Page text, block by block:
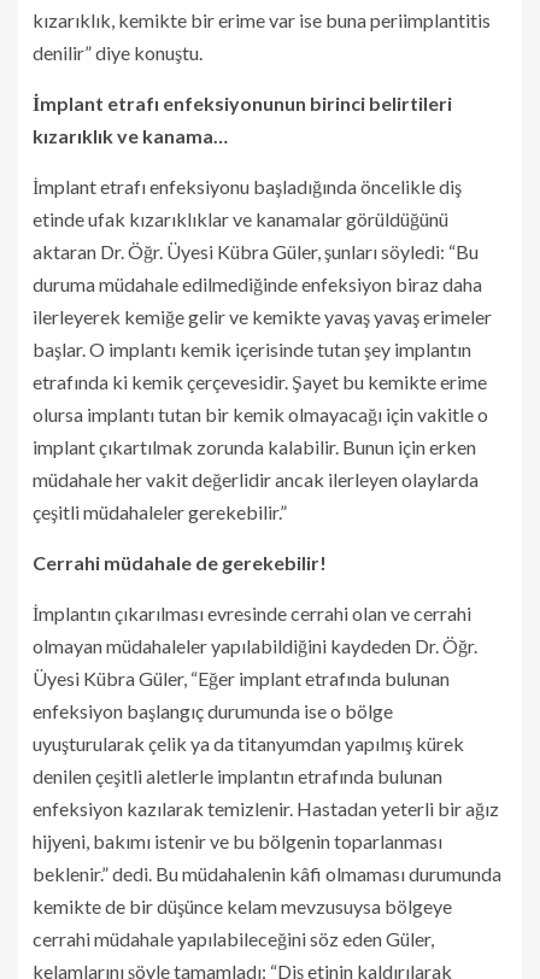
kızarıklık, kemikte bir erime var ise buna periimplantitis
denilir” diye konuştu.
İmplant etrafı enfeksiyonunun birinci belirtileri
kızarıklık ve kanama…
İmplant etrafı enfeksiyonu başladığında öncelikle diş
etinde ufak kızarıklıklar ve kanamalar görüldüğünü
aktaran Dr. Öğr. Üyesi Kübra Güler, şunları söyledi: “Bu
duruma müdahale edilmediğinde enfeksiyon biraz daha
ilerleyerek kemiğe gelir ve kemikte yavaş yavaş erimeler
başlar. O implantı kemik içerisinde tutan şey implantın
etrafında ki kemik çerçevesidir. Şayet bu kemikte erime
olursa implantı tutan bir kemik olmayacağı için vakitle o
implant çıkartılmak zorunda kalabilir. Bunun için erken
müdahale her vakit değerlidir ancak ilerleyen olaylarda
çeşitli müdahaleler gerekebilir.”
Cerrahi müdahale de gerekebilir!
İmplantın çıkarılması evresinde cerrahi olan ve cerrahi
olmayan müdahaleler yapılabildiğini kaydeden Dr. Öğr.
Üyesi Kübra Güler, “Eğer implant etrafında bulunan
enfeksiyon başlangıç durumunda ise o bölge
uyuşturularak çelik ya da titanyumdan yapılmış kürek
denilen çeşitli aletlerle implantın etrafında bulunan
enfeksiyon kazılarak temizlenir. Hastadan yeterli bir ağız
hijyeni, bakımı istenir ve bu bölgenin toparlanması
beklenir.” dedi. Bu müdahalenin kâfi olmaması durumunda
kemikte de bir düşünce kelam mevzusuysa bölgeye
cerrahi müdahale yapılabileceğini söz eden Güler,
kelamlarını şöyle tamamladı: “Diş etinin kaldırılarak